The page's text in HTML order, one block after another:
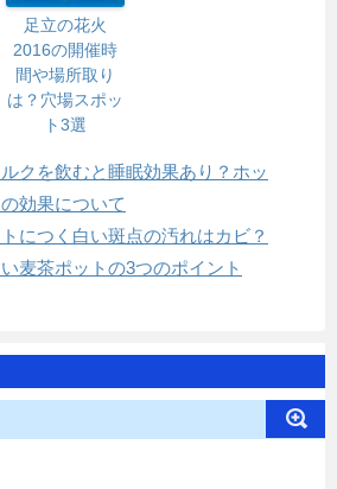
足立の花火
2016の開催時
間や場所取り
は？穴場スポッ
ト3選
クを飲むと睡眠効果あり？ホッ
効果について
につく白い斑点の汚れはカビ？
麦茶ポットの3つのポイント